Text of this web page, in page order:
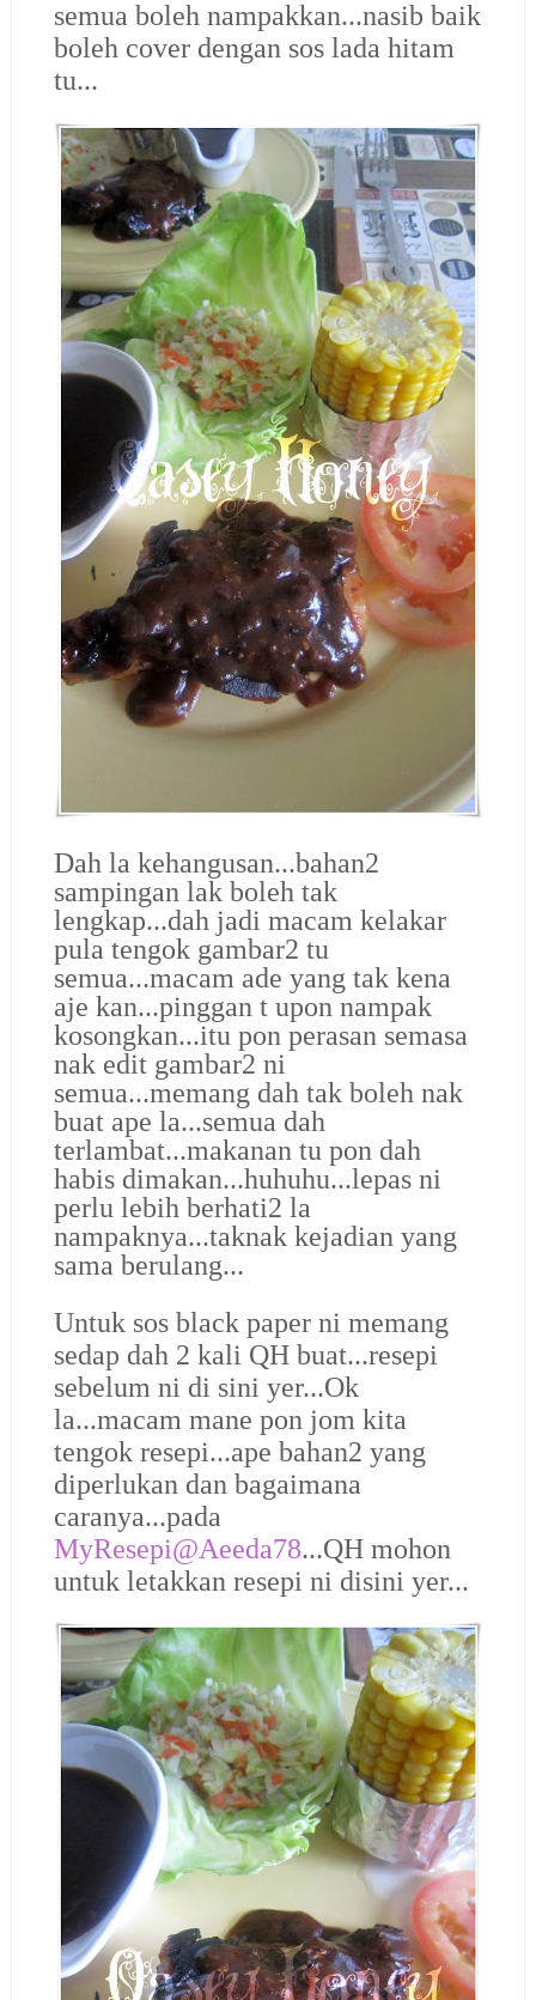
semua boleh nampakkan...nasib baik
boleh cover dengan sos lada hitam
tu...
Dah la kehangusan...bahan2
sampingan lak boleh tak
lengkap...dah jadi macam kelakar
pula tengok gambar2 tu
semua...macam ade yang tak kena
aje kan...pinggan t upon nampak
kosongkan...itu pon perasan semasa
nak edit gambar2 ni
semua...memang dah tak boleh nak
buat ape la...semua dah
terlambat...makanan tu pon dah
habis dimakan...huhuhu...lepas ni
perlu lebih berhati2 la
nampaknya...taknak kejadian yang
sama berulang...
Untuk sos black paper ni memang
sedap dah 2 kali QH buat...resepi
sebelum ni di sini yer...Ok
la...macam mane pon jom kita
tengok resepi...ape bahan2 yang
diperlukan dan bagaimana
caranya...pada
MyResepi@Aeeda78...QH mohon
untuk letakkan resepi ni disini yer...